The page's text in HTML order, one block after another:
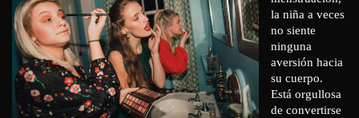
la niña a veces
no siente
ninguna
aversión hacia
su cuerpo.
Está orgullosa
de convertirse